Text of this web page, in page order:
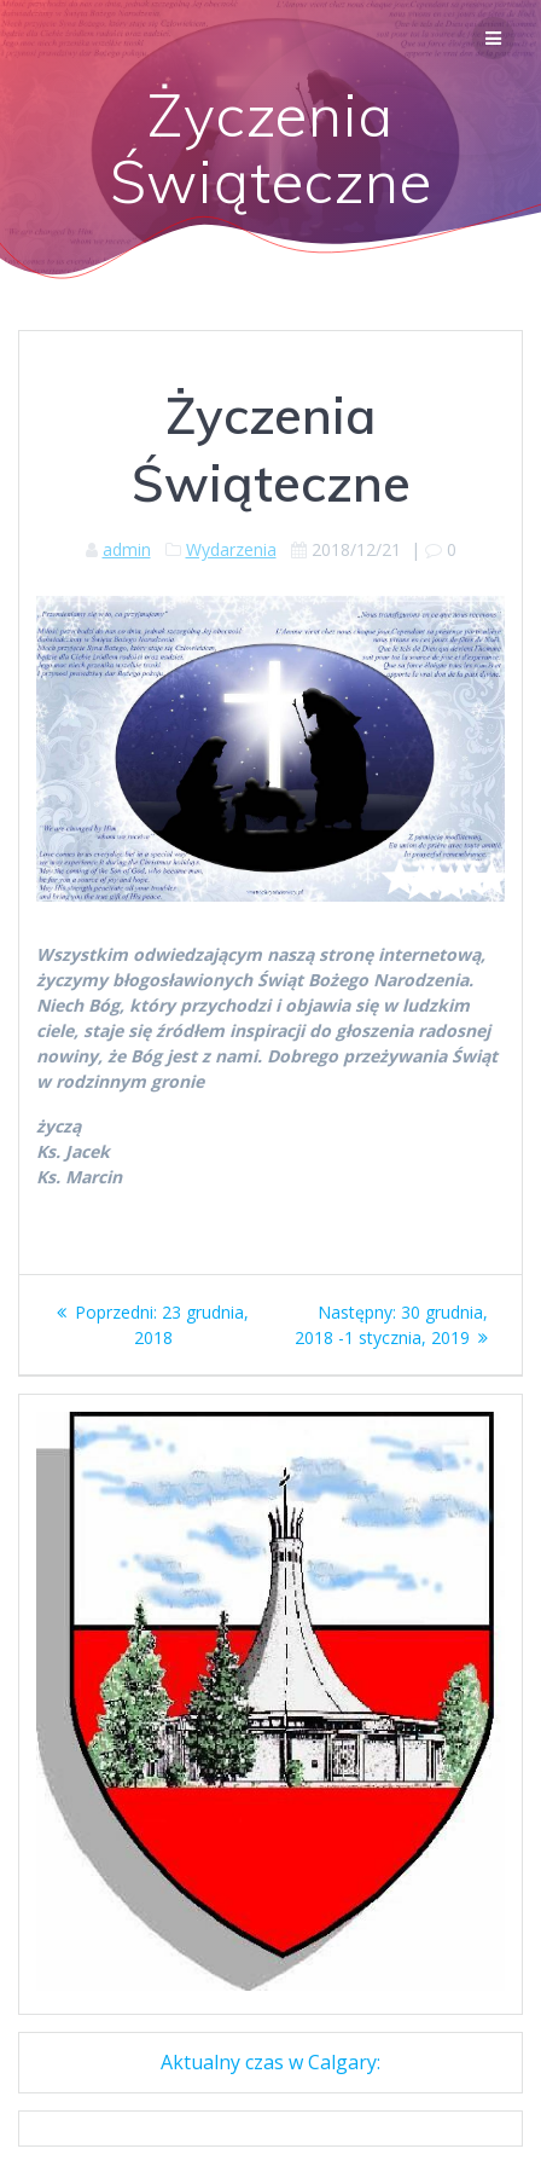
Życzenia
Świąteczne
Życzenia
Świąteczne
admin Wydarzenia 2018/12/21 | 0
Wszystkim odwiedzającym naszą stronę internetową,
życzymy błogosławionych Świąt Bożego Narodzenia.
Niech Bóg, który przychodzi i objawia się w ludzkim
ciele, staje się źródłem inspiracji do głoszenia radosnej
nowiny, że Bóg jest z nami. Dobrego przeżywania Świąt
w rodzinnym gronie
życzą
Ks. Jacek
Ks. Marcin
Nawigacja
wpisu
Poprzedni: Poprzedni
wpis:
23 grudnia,
2018
Następny: Następny
wpis:
30 grudnia,
2018 -1 stycznia, 2019
Aktualny czas w Calgary: